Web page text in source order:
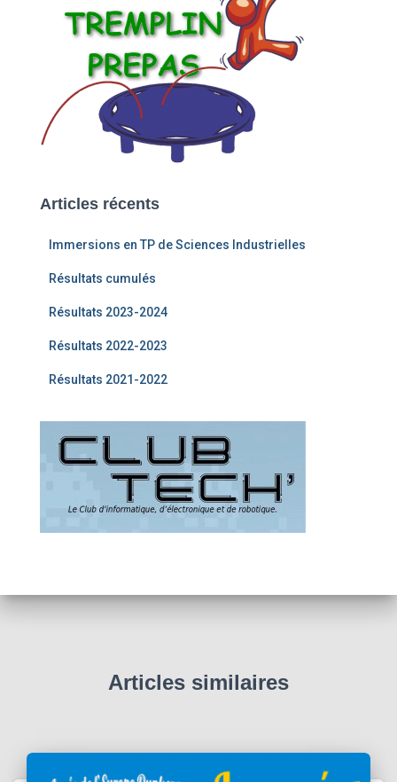
Articles récents
Immersions en TP de Sciences Industrielles
Résultats cumulés
Résultats 2023-2024
Résultats 2022-2023
Résultats 2021-2022
Articles similaires